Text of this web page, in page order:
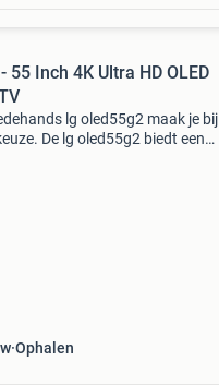
55 Inch 4K Ultra HD OLED
lg oled55g2 maak je bij
De lg oled55g2 biedt een
Ophalen